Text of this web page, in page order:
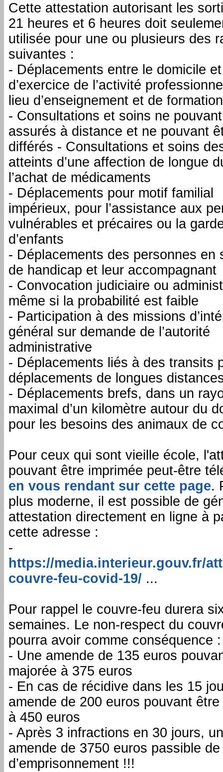
Cette attestation autorisant les
21 heures et 6 heures doit
utilisée pour une ou plusieurs des
suivantes :
- Déplacements entre le domicile
d’exercice de l’activité
lieu d’enseignement et de formation
- Consultations et soins ne
assurés à distance et ne pouvant
différés - Consultations et soins
atteints d’une affection de longue
l’achat de médicaments
- Déplacements pour motif familial
impérieux, pour l’assistance aux
vulnérables et précaires ou la
d’enfants
- Déplacements des personnes en
de handicap et leur accompagnant
- Convocation judiciaire ou
même si la probabilité est faible
- Participation à des missions
général sur demande de l’autorité
administrative
- Déplacements liés à des transits
déplacements de longues
- Déplacements brefs, dans un
maximal d’un kilomètre autour du
pour les besoins des animaux de
Pour ceux qui sont vieille école,
pouvant être imprimée peut-être
en vous rendant sur cette page.
plus moderne, il est possible de
attestation directement en ligne à
cette adresse :
-
https://media.interieur.gouv.fr/
couvre-feu-covid-19/ ...
Pour rappel le couvre-feu durera
semaines. Le non-respect du
pourra avoir comme conséquence :
- Une amende de 135 euros
majorée à 375 euros
- En cas de récidive dans les 15
amende de 200 euros pouvant
à 450 euros
- Après 3 infractions en 30 jours,
amende de 3750 euros passible
d’emprisonnement !!!